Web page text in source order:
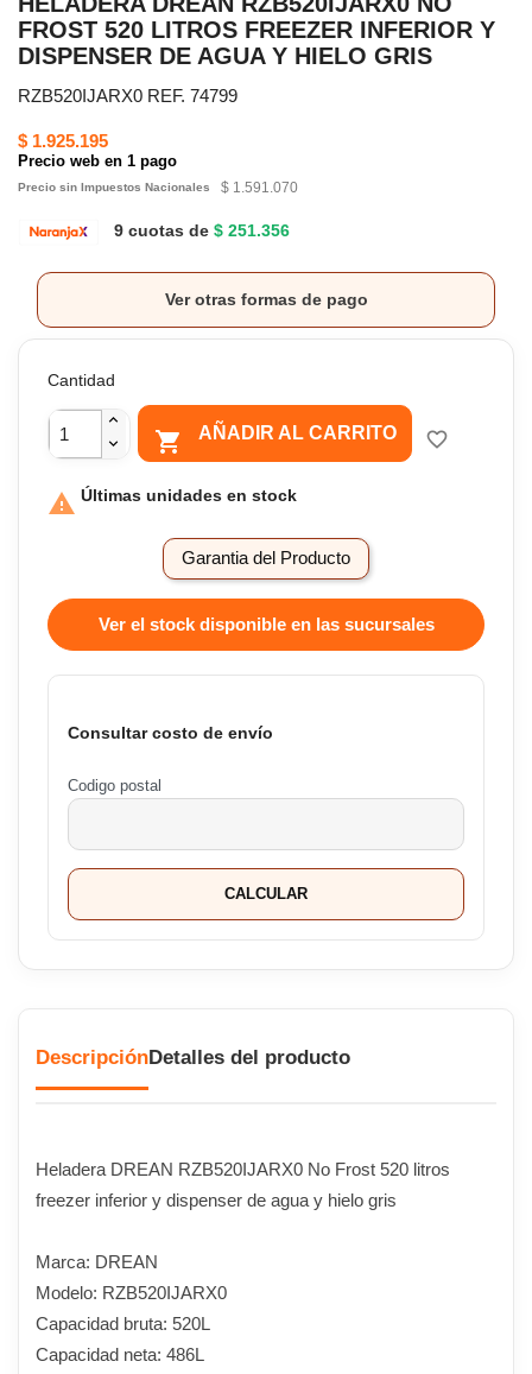
FROST 520 LITROS FREEZER INFERIOR Y
DISPENSER DE AGUA Y HIELO GRIS
RZB520IJARX0 REF. 74799
$ 1.925.195
Precio web en 1 pago
Precio sin Impuestos Nacionales $ 1.591.070
9 cuotas de $ 251.356
Ver otras formas de pago
Cantidad
 AÑADIR AL CARRITO favorite_border
 Últimas unidades en stock
Garantia del Producto
Ver el stock disponible en las sucursales
Consultar costo de envío
Codigo postal
CALCULAR
DescripciónDetalles del producto
Heladera DREAN RZB520IJARX0 No Frost 520 litros
freezer inferior y dispenser de agua y hielo gris
Marca: DREAN
Modelo: RZB520IJARX0
Capacidad bruta: 520L
Capacidad neta: 486L